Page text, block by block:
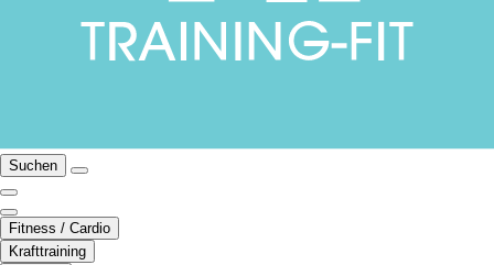
Suchen
Fitness / Cardio
Krafttraining